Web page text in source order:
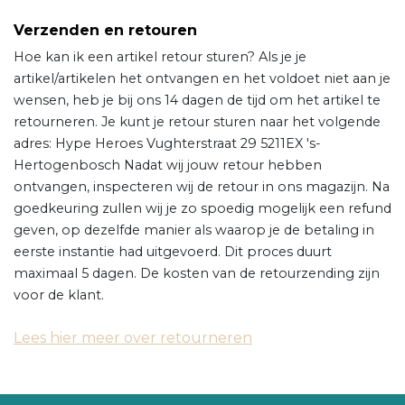
Verzenden en retouren
Hoe kan ik een artikel retour sturen? Als je je
artikel/artikelen het ontvangen en het voldoet niet aan je
wensen, heb je bij ons 14 dagen de tijd om het artikel te
retourneren. Je kunt je retour sturen naar het volgende
adres: Hype Heroes Vughterstraat 29 5211EX 's-
Hertogenbosch Nadat wij jouw retour hebben
ontvangen, inspecteren wij de retour in ons magazijn. Na
goedkeuring zullen wij je zo spoedig mogelijk een refund
geven, op dezelfde manier als waarop je de betaling in
eerste instantie had uitgevoerd. Dit proces duurt
maximaal 5 dagen. De kosten van de retourzending zijn
voor de klant.
Lees hier meer over retourneren